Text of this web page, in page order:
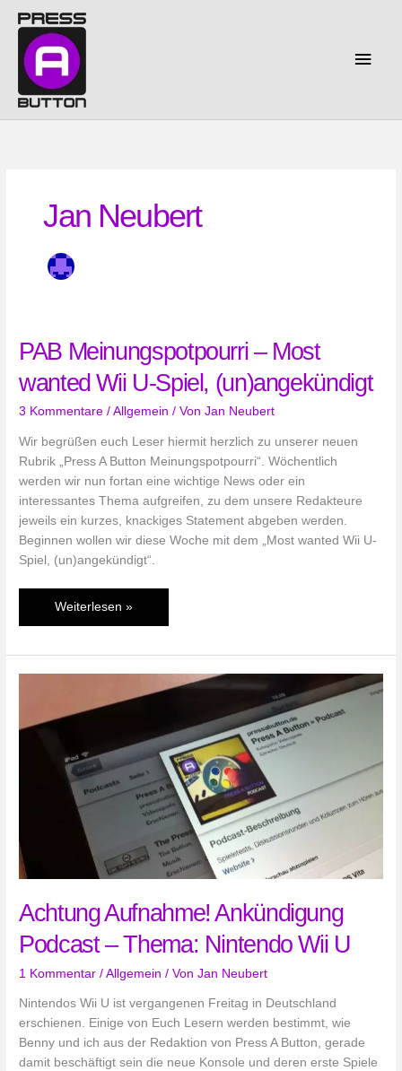
Inhalt
springen
Jan Neubert
PAB Meinungspotpourri – Most
wanted Wii U-Spiel, (un)angekündigt
3 Kommentare /Allgemein / VonJan Neubert
Wir begrüßen euch Leser hiermit herzlich zu unserer neuen
Rubrik „Press A Button Meinungspotpourri“. Wöchentlich
werden wir nun fortan eine wichtige News oder ein
interessantes Thema aufgreifen, zu dem unsere Redakteure
jeweils ein kurzes, knackiges Statement abgeben werden.
Beginnen wollen wir diese Woche mit dem „Most wanted Wii U-
Spiel, (un)angekündigt“.
PAB
Meinungspotpourri
U-
(un)angekündigt
Weiterlesen »
Achtung Aufnahme! Ankündigung
Podcast – Thema: Nintendo Wii U
1 Kommentar /Allgemein / VonJan Neubert
Nintendos Wii U ist vergangenen Freitag in Deutschland
erschienen. Einige von Euch Lesern werden bestimmt, wie
Benny und ich aus der Redaktion von Press A Button, gerade
damit beschäftigt sein die neue Konsole und deren erste Spiele